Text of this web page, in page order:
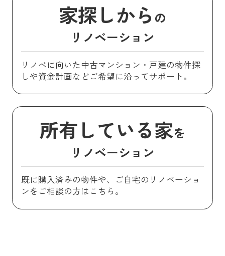
家探しから の
リノベーション
リノベに向いた中古マンション・戸建の物件探
しや資金計画などご希望に沿ってサポート。
所有している家を
リノベーション
既に購入済みの物件や、ご自宅のリノベーショ
ンをご相談の方はこちら。